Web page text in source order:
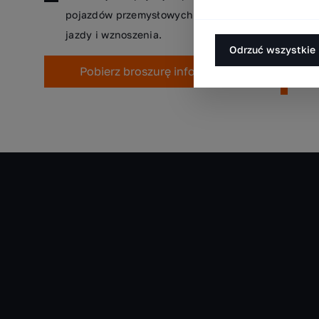
pojazdów przemysłowych. Skutecznie poprawia
jazdy i wznoszenia.
Pobierz broszurę informacyjną
Odrzuć wszystkie